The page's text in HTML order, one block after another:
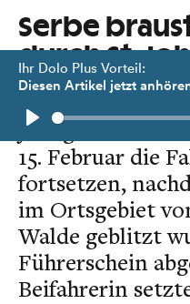
Ihr Dolo Plus Vorteil:
Diesen Artikel jetzt
Play
Serbe
durch St.
Auf dem
jähriger
15. Februar die
fortsetzen,
im Ortsgebiet
Walde geblitzt
Führerschein
Beifahrerin